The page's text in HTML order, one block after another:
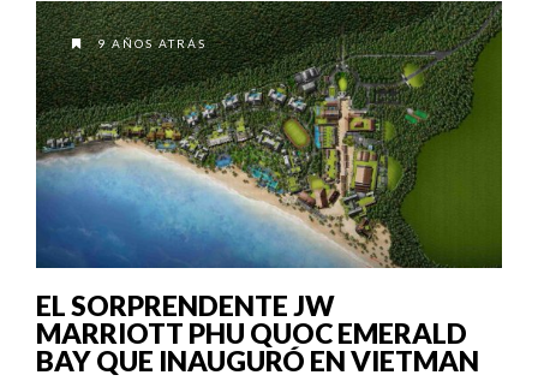
9 AÑOS ATRÁS
EL SORPRENDENTE JW
MARRIOTT PHU QUOC EMERALD
BAY QUE INAUGURÓ EN VIETMAN